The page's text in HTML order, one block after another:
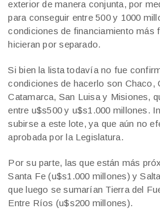
exterior de manera conjunta, por
para conseguir entre 500 y 1000
condiciones de financiamiento más
hicieran por separado.
Si bien la lista todavía no fue
condiciones de hacerlo son Chaco,
Catamarca, San Luisa y Misiones,
entre u$s500 y u$s1.000 millones.
subirse a este lote, ya que aún no
aprobada por la Legislatura.
Por su parte, las que están más
Santa Fe (u$s1.000 millones) y
que luego se sumarían Tierra del
Entre Ríos (u$s200 millones).